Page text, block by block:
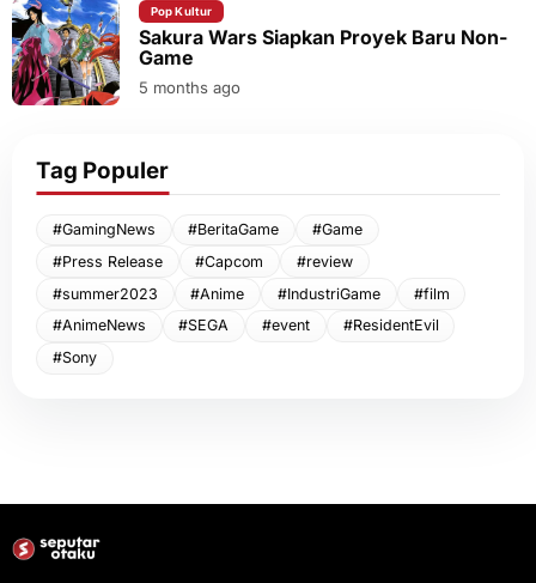
Pop Kultur
Sakura Wars Siapkan Proyek Baru Non-
Game
5 months ago
Tag Populer
#GamingNews #BeritaGame
#Game
#Press Release
#Capcom
#review
#summer2023
#Anime #IndustriGame
#film
#AnimeNews
#SEGA #event
#ResidentEvil
#Sony